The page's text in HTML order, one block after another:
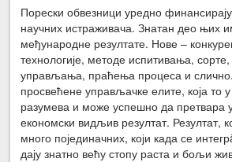
Порески обвезници уредно
научних истраживача. Знатан део њих
међународне резултате. Нове –
технологије, методе испитивања,
управљања, праћења процеса и
просвећене управљачке елите, која то
разумева и може успешно да претвара
економски видљив резултат. Резултат,
много појединачних, који када се
дају знатно већу стопу раста и бољи